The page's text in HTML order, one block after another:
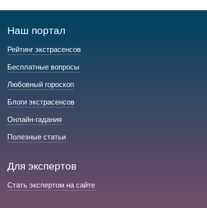
Наш портал
Рейтинг экстрасенсов
Бесплатные вопросы
Любовный гороскоп
Блоги экстрасенсов
Онлайн-гадания
Полезные статьи
Для экспертов
Стать экспертом на сайте